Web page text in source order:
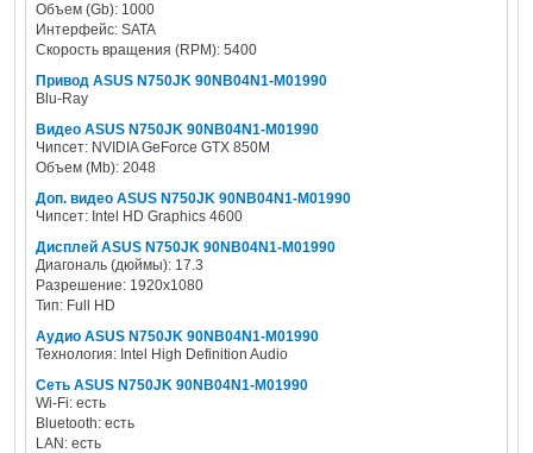
Объем (Gb): 1000
Интерфейс: SATA
Скорость вращения (RPM): 5400
Привод ASUS N750JK 90NB04N1-M01990
Blu-Ray
Видео ASUS N750JK 90NB04N1-M01990
Чипсет: NVIDIA GeForce GTX 850M
Объем (Mb): 2048
Доп. видео ASUS N750JK 90NB04N1-M01990
Чипсет: Intel HD Graphics 4600
Дисплей ASUS N750JK 90NB04N1-M01990
Диагональ (дюймы): 17.3
Разрешение: 1920x1080
Тип: Full HD
Аудио ASUS N750JK 90NB04N1-M01990
Технология: Intel High Definition Audio
Сеть ASUS N750JK 90NB04N1-M01990
Wi-Fi: есть
Bluetooth: есть
LAN: есть